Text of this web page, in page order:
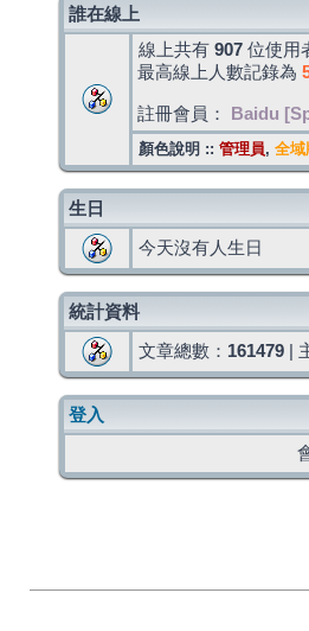
誰在線上
線上共有 907 位使用
最高線上人數記錄為
註冊會員： Baidu
顏色說明 :: 管理員, 全域
生日
今天沒有人生日
統計資料
文章總數： 161479 |
登入